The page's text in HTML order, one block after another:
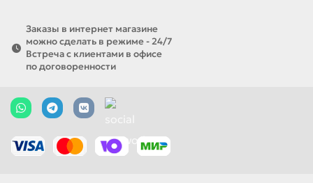
Заказы в интернет магазине
можно сделать в режиме - 24/7
Встреча с клиентами в офисе
по договоренности